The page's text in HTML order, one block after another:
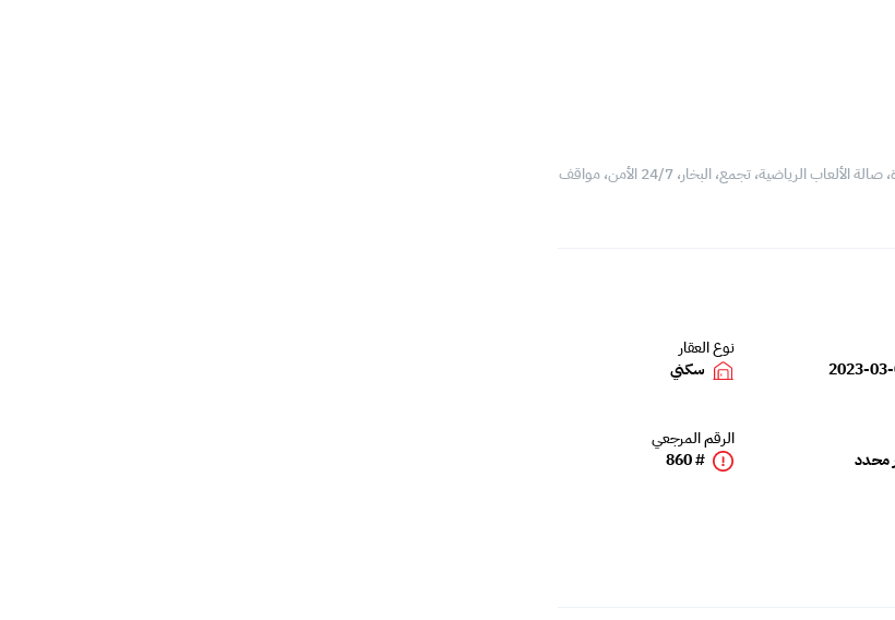
شقة للايجار في الجفير، مكونة من 2 غرفة، 2 حمام، صالة، مطبخ مفتوح، بلكونة كبيرة، صالة الألعاب الرياضية، تجمع، البخار، 24/7 الأمن، مواقف
2023-
نوع العقار
سكني
محدد
الرقم المرجعي
# 860